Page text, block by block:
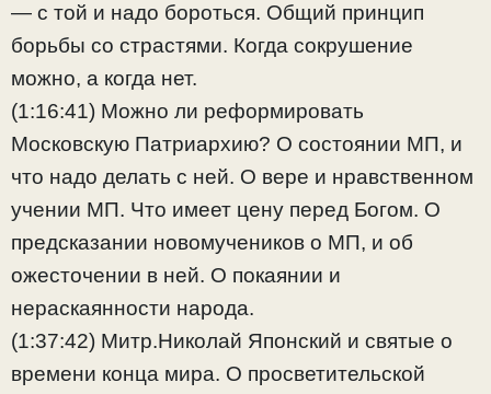
— с той и надо бороться. Общий принцип
борьбы со страстями. Когда сокрушение
можно, а когда нет.
(1:16:41) Можно ли реформировать
Московскую Патриархию? О состоянии МП, и
что надо делать с ней. О вере и нравственном
учении МП. Что имеет цену перед Богом. О
предсказании новомучеников о МП, и об
ожесточении в ней. О покаянии и
нераскаянности народа.
(1:37:42) Митр.Николай Японский и святые о
времени конца мира. О просветительской